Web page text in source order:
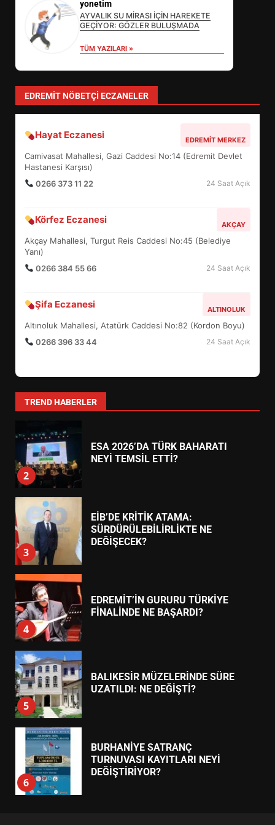
yonetim
AYVALIK SU MİRASI İÇİN HAREKETE
GEÇİYOR: GÖZLER BULUŞMADA
TÜM YAZILARI »
EDREMIT NÖBETÇI ECZANELER
Hayat Eczanesi EDREMIT MERKEZ
Camivasat Mahallesi, Gazi Caddesi No:14 (Edremit Devlet
Hastanesi Karşısı)
0266 373 11 22
24 Saat Açık
Körfez Eczanesi AKÇAY
Akçay Mahallesi, Turgut Reis Caddesi No:45 (Belediye
Yanı)
0266 384 55 66
24 Saat Açık
Şifa Eczanesi ALTINOLUK
Altınoluk Mahallesi, Atatürk Caddesi No:82 (Kordon Boyu)
0266 396 33 44
24 Saat Açık
TREND HABERLER
DEĞİŞECEK?
4
5
BALIKESİR MÜZELERİNDE SÜRE
UZATILDI: NE DEĞİŞTİ?
6
TURNUVASI KAYITLARI NEYİ
DEĞİŞTİRİYOR?
7
YENİ YÖNETİM NASIL
ŞEKİLLENDİ?
1
HAREKETE GEÇİYOR: GÖZLER
2
ESA 2026’DA TÜRK BAHARATI
NEYİ TEMSİL ETTİ?
3
EİB’DE KRİTİK ATAMA:
SÜRDÜRÜLEBİLİRLİKTE NE
DEĞİŞECEK?
4
EDREMİT’İN GURURU TÜRKİYE
FİNALİNDE NE BAŞARDI?
5
BALIKESİR MÜZELERİNDE SÜRE
UZATILDI: NE DEĞİŞTİ?
6
BURHANİYE SATRANÇ
TURNUVASI KAYITLARI NEYİ
DEĞİŞTİRİYOR?